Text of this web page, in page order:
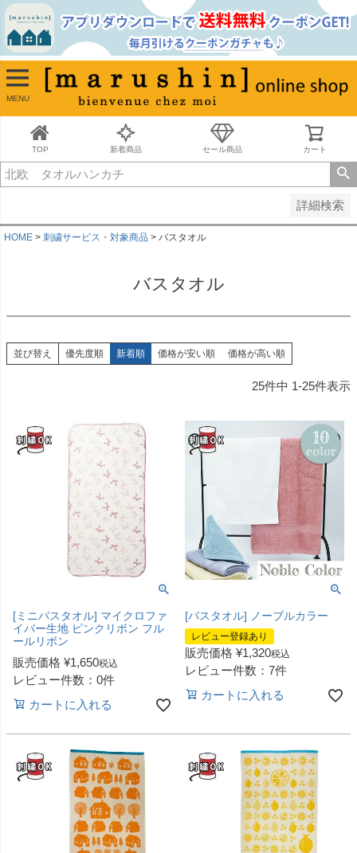
MENU
TOP 新着商品 セール商品 カート
詳細検索
並び順
新着順
古い順
価格が安い順
価格が高い順
キーワードヒット順
HOME 刺繍サービス・対象商品 バスタオル
バスタオル
並び替え 優先度順 新着順 価格が安い順 価格が高い順
25件中 1-25件表示
[ミニバスタオル] マイクロファ
イバー生地 ピンクリボン フル
ールリボン
販売価格 ¥1,650税込
レビュー件数：0件
カートに入れる
[バスタオル] ノーブルカラー
レビュー登録あり
販売価格 ¥1,320税込
レビュー件数：7件
カートに入れる